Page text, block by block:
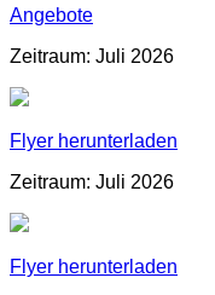
Angebote
Zeitraum: Juli 2026
Flyer herunterladen
Zeitraum: Juli 2026
Flyer herunterladen